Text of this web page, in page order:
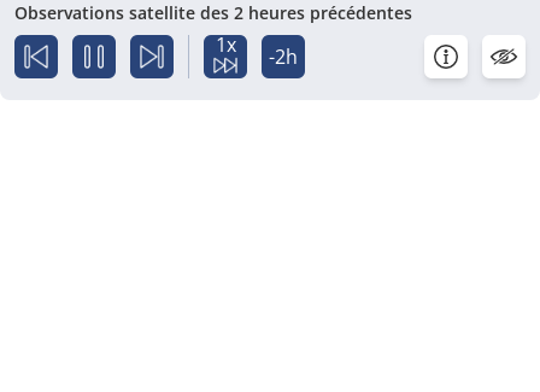
Observations satellite des 2 heures précédentes
1x -2h